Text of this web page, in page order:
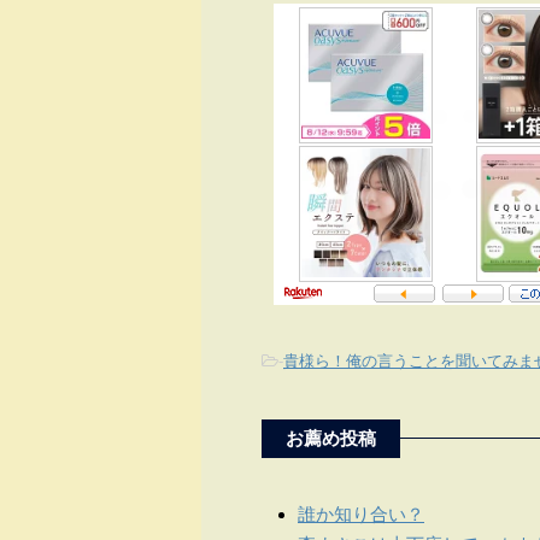
-貴様ら！俺の言うことを聞いてみま
お薦め投稿
誰か知り合い？